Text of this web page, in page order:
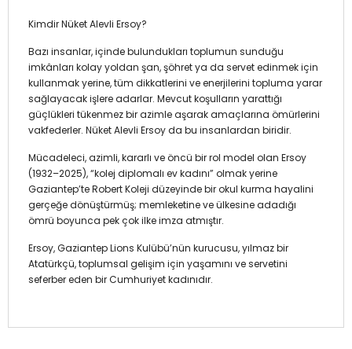
Kimdir Nüket Alevli Ersoy?
Bazı insanlar, içinde bulundukları toplumun sunduğu
imkânları kolay yoldan şan, şöhret ya da servet edinmek için
kullanmak yerine, tüm dikkatlerini ve enerjilerini topluma yarar
sağlayacak işlere adarlar. Mevcut koşulların yarattığı
güçlükleri tükenmez bir azimle aşarak amaçlarına ömürlerini
vakfederler. Nüket Alevli Ersoy da bu insanlardan biridir.
Mücadeleci, azimli, kararlı ve öncü bir rol model olan Ersoy
(1932–2025), “kolej diplomalı ev kadını” olmak yerine
Gaziantep’te Robert Koleji düzeyinde bir okul kurma hayalini
gerçeğe dönüştürmüş; memleketine ve ülkesine adadığı
ömrü boyunca pek çok ilke imza atmıştır.
Ersoy, Gaziantep Lions Kulübü’nün kurucusu, yılmaz bir
Atatürkçü, toplumsal gelişim için yaşamını ve servetini
seferber eden bir Cumhuriyet kadınıdır.